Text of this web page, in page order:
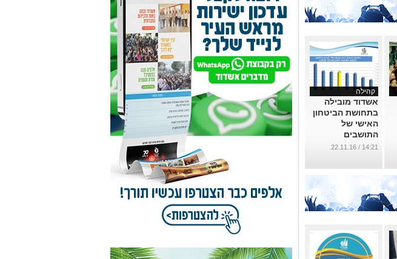
קהילה
אשדוד מובילה
בתחושת הביטחון
האישי של
התושבים
...
14:21 / 22.11.16